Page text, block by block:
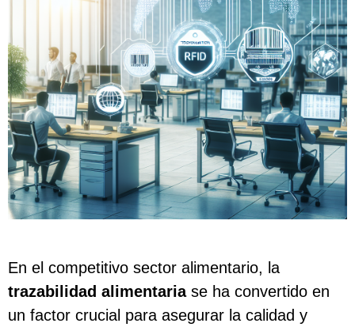
En el competitivo sector alimentario, la
trazabilidad alimentariase ha convertido en
un factor crucial para asegurar la calidad y